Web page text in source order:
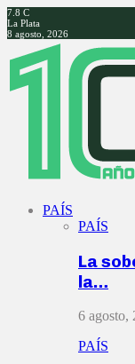
7.8 C
La Plata
8 agosto, 2026
Facebook
Twitter
Instagram
Youtube
PAÍS
PAÍS
La
la…
6 agosto,
PAÍS